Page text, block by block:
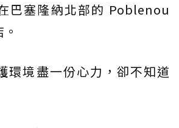
巴塞隆納北部的 Poblenou
環境盡一份心力，卻不知道